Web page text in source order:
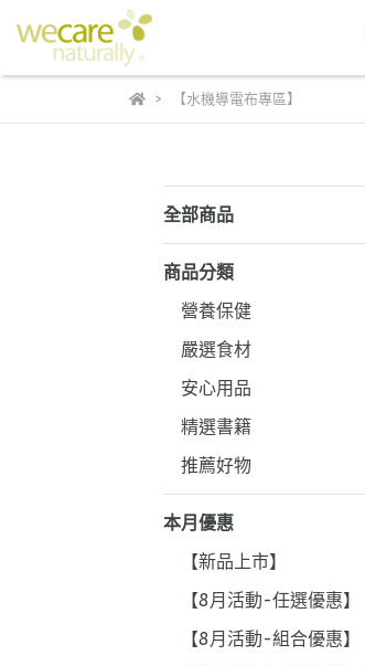
【水機導電布專區】
全部商品
商品分類
營養保健
嚴選食材
安心用品
精選書籍
推薦好物
本月優惠
【新品上市】
【8月活動-任選優惠】
【8月活動-組合優惠】